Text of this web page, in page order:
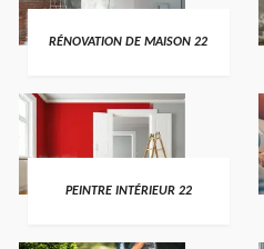
RÉNOVATION DE MAISON 22
PEINTRE INTÉRIEUR 22